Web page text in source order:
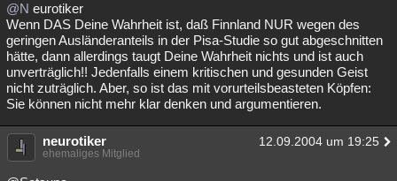
@N eurotiker
Wenn DAS Deine Wahrheit ist, daß Finnland NUR wegen des
geringen Ausländeranteils in der Pisa-Studie so gut abgeschnitten
hätte, dann allerdings taugt Deine Wahrheit nichts und ist auch
unverträglich!! Jedenfalls einem kritischen und gesunden Geist
nicht zuträglich. Aber, so ist das mit vorurteilsbeasteten Köpfen:
Sie können nicht mehr klar denken und argumentieren.
neurotiker 12.09.2004 um 19:25
ehemaliges Mitglied